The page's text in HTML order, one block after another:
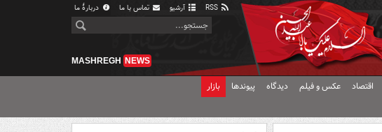
آرشیو تماس با ما دربارهٔ ما
MASHREGH NEWS
اقتصاد عکس و فیلم دیدگاه پیوندها بازار